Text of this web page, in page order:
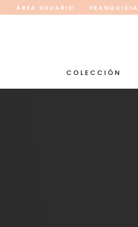
ÁREA USUARIO FRANQUICIA
COLECCIÓN